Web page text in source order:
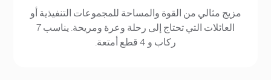
مزيج مثالي من القوة والمساحة للمجموعات التنفيذية أو
العائلات التي تحتاج إلى رحلة وعرة ومريحة. يناسب 7
ركاب و 4 قطع أمتعة.